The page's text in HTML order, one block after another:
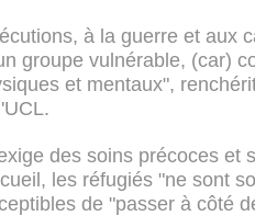
à la guerre et aux
groupe vulnérable, (car)
et mentaux",
des soins précoces et
les réfugiés "ne sont
de "passer à côté